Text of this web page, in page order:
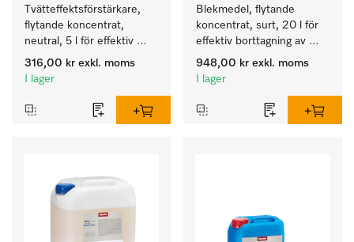
Tvätteffektsförstärkare,
flytande koncentrat,
neutral, 5 l för effektiv
borttagning av fettbaserad
smuts.
316,00 kr exkl. moms
I lager
Blekmedel, flytande
koncentrat, surt, 20 l för
effektiv borttagning av
envisa fläckar.
948,00 kr exkl. moms
I lager